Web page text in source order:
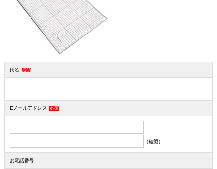
氏名 必須
Eメールアドレス 必須
（確認）
お電話番号